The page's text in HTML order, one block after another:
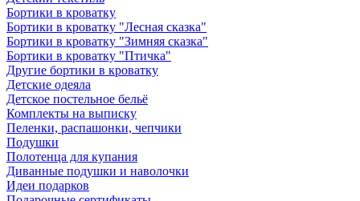
Бортики в кроватку
Бортики в кроватку "Лесная сказка"
Бортики в кроватку "Зимняя сказка"
Бортики в кроватку "Птичка"
Другие бортики в кроватку
Детские одеяла
Детское постельное бельё
Комплекты на выписку
Пеленки, распашонки, чепчики
Подушки
Полотенца для купания
Диванные подушки и наволочки
Идеи подарков